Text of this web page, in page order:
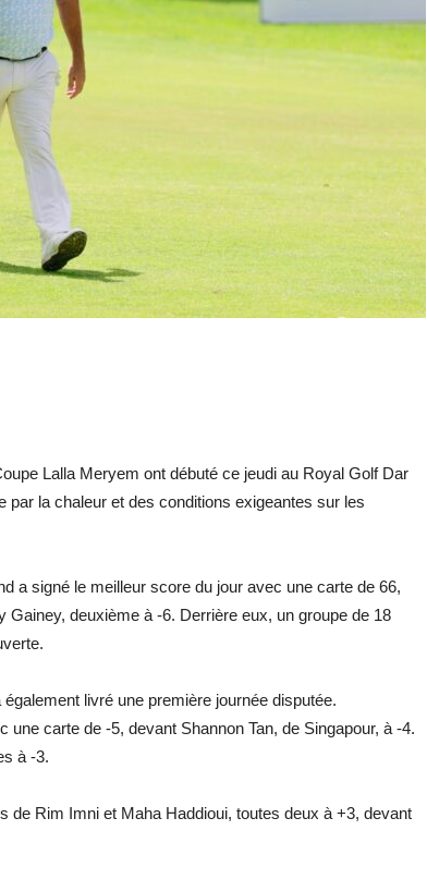
Lalla Meryem ont débuté ce jeudi au Royal Golf Dar
par la chaleur et des conditions exigeantes sur les
a signé le meilleur score du jour avec une carte de 66,
Gainey, deuxième à -6. Derrière eux, un groupe de 18
livré une première journée disputée.
une carte de -5, devant Shannon Tan, de Singapour, à -4.
à -3.
de Rim Imni et Maha Haddioui, toutes deux à +3, devant